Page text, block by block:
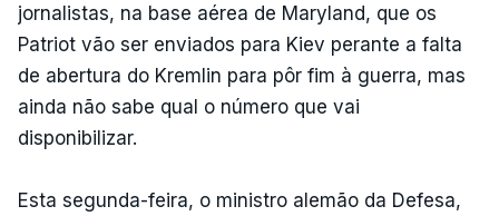
jornalistas, na base aérea de Maryland, que os
Patriot vão ser enviados para Kiev perante a falta
de abertura do Kremlin para pôr fim à guerra, mas
ainda não sabe qual o número que vai
disponibilizar.
Esta segunda-feira, o ministro alemão da Defesa,